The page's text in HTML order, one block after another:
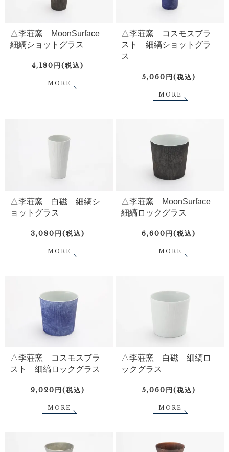
△李荘窯 MoonSurface
細縞ショットグラス
4,180円(税込)
MORE
△李荘窯 コスモスブラ
スト 細縞ショットグラ
ス
5,060円(税込)
MORE
△李荘窯 白磁 細縞シ
ョットグラス
3,080円(税込)
MORE
△李荘窯 MoonSurface
細縞ロックグラス
6,600円(税込)
MORE
△李荘窯 コスモスブラ
スト 細縞ロックグラス
9,020円(税込)
MORE
△李荘窯 白磁 細縞ロ
ックグラス
5,060円(税込)
MORE